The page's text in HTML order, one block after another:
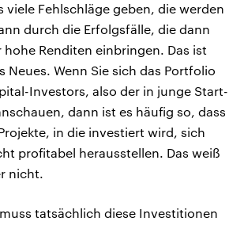
viele Fehlschläge geben, die werden
durch die Erfolgsfälle, die dann
Renditen einbringen. Das ist
Neues. Wenn Sie sich das Portfolio
Investors, also der in junge Start-
dann ist es häufig so, dass
in die investiert wird, sich
profitabel herausstellen. Das weiß
nicht.
tatsächlich diese Investitionen